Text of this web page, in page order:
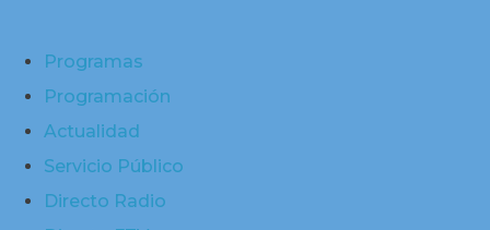
Programas
Programación
Actualidad
Servicio Público
Directo Radio